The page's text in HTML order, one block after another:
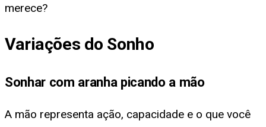
merece?
Variações do Sonho
Sonhar com aranha picando a mão
A mão representa ação, capacidade e o que você